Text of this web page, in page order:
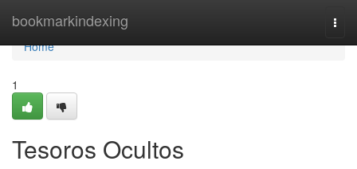
bookmarkindexing
Home
Home
1
Tesoros Ocultos